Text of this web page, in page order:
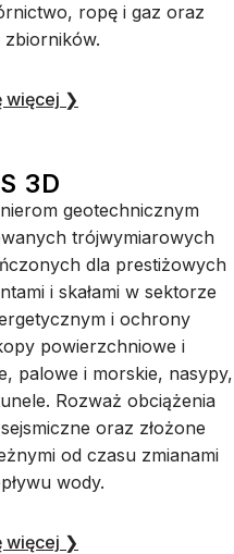
ropę i gaz oraz
zbiorników.
więcej ❯
3D
geotechnicznym
trójwymiarowych
dla prestiżowych
i skałami w sektorze
i ochrony
powierzchniowe i
palowe i morskie, nasypy,
Rozważ obciążenia
oraz złożone
od czasu zmianami
wody.
więcej ❯